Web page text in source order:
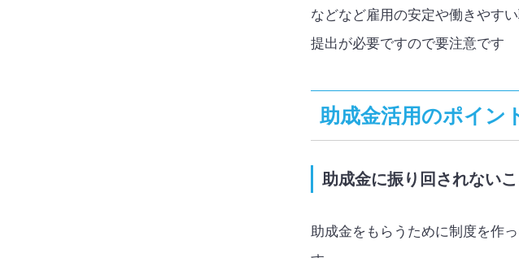
などなど雇用の安定や働きやす
提出が必要ですので要注意です
助成金活用のポイン
助成金に振り回されないこ
助成金をもらうために制度を作